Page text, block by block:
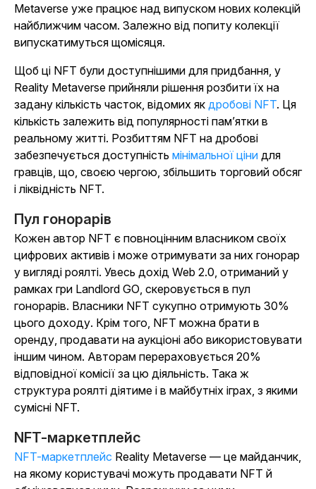
Metaverse уже працює над випуском нових колекцій
найближчим часом. Залежно від попиту колекції
випускатимуться щомісяця.
Щоб ці NFT були доступнішими для придбання, у
Reality Metaverse прийняли рішення розбити їх на
задану кількість часток, відомих як дробові NFT. Ця
кількість залежить від популярності пам’ятки в
реальному житті. Розбиттям NFT на дробові
забезпечується доступність мінімальної ціни для
гравців, що, своєю чергою, збільшить торговий обсяг
і ліквідність NFT.
Пул гонорарів
Кожен автор NFT є повноцінним власником своїх
цифрових активів і може отримувати за них гонорар
у вигляді роялті. Увесь дохід Web 2.0, отриманий у
рамках гри Landlord GO, скеровується в пул
гонорарів. Власники NFT сукупно отримують 30%
цього доходу. Крім того, NFT можна брати в
оренду, продавати на аукціоні або використовувати
іншим чином. Авторам перераховується 20%
відповідної комісії за цю діяльність. Така ж
структура роялті діятиме і в майбутніх іграх, з якими
сумісні NFT.
NFT-маркетплейс
NFT-маркетплейс Reality Metaverse — це майданчик,
на якому користувачі можуть продавати NFT й